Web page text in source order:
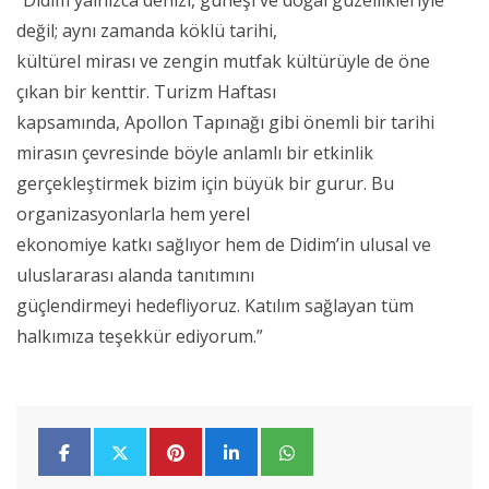
değil; aynı zamanda köklü tarihi,
kültürel mirası ve zengin mutfak kültürüyle de öne
çıkan bir kenttir. Turizm Haftası
kapsamında, Apollon Tapınağı gibi önemli bir tarihi
mirasın çevresinde böyle anlamlı bir etkinlik
gerçekleştirmek bizim için büyük bir gurur. Bu
organizasyonlarla hem yerel
ekonomiye katkı sağlıyor hem de Didim’in ulusal ve
uluslararası alanda tanıtımını
güçlendirmeyi hedefliyoruz. Katılım sağlayan tüm
halkımıza teşekkür ediyorum.”